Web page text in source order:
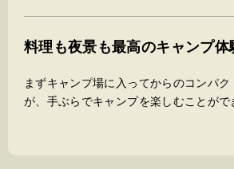
料理も夜景も最高のキャンプ体
まずキャンプ場に入ってからのコンパ
が、手ぶらでキャンプを楽しむことが